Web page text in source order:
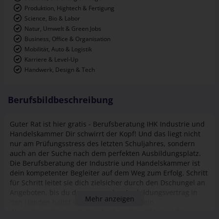
Produktion, Hightech & Fertigung
Science, Bio & Labor
Natur, Umwelt & Green Jobs
Business, Office & Organisation
Mobilität, Auto & Logistik
Karriere & Level-Up
Handwerk, Design & Tech
Berufsbildbeschreibung
Guter Rat ist hier gratis - Berufsberatung IHK Industrie und
Handelskammer Dir schwirrt der Kopf! Und das liegt nicht
nur am Prüfungsstress des letzten Schuljahres, sondern
auch an der Suche nach dem perfekten Ausbildungsplatz.
Die Berufsberatung der Industrie und Handelskammer ist
dein kompetenter Begleiter auf dem Weg zum Erfolg. Schritt
für Schritt leitet sie dich zielsicher durch den Dschungel an
den Händen hältst oder die Zusage für dein
Mehr anzeigen